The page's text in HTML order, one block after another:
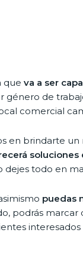
que va a ser
de
comercial
en brindarte un
soluciones
todo en
puedas
podrás